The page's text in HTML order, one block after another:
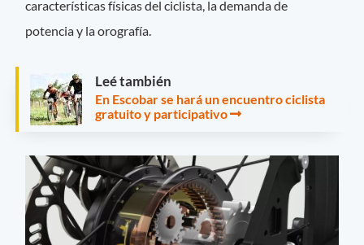
características físicas del ciclista, la demanda de
potencia y la orografía.
Leé también
En Escobar se hará un encuentro ciclista
gratuito y participativo